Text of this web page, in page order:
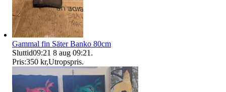
Gammal fin Säter Banko 80cm
Sluttid09:21 8 aug 09:21 .
Pris:350 kr,Utropspris.